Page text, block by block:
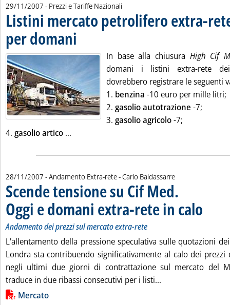
29/11/2007 - Prezzi e Tariffe Nazionali
Listini mercato petrolifero extra-
per domani
. Pubblicata giovedì 29 novembre 2007 alle 9.26.In base alla chiusura High Cif
domani i listini extra-rete
dovrebbero registrare le seguenti
1. benzina -10 euro per mille litri;
2. gasolio autotrazione -7;
3. gasolio agricolo-7;
4. gasolio artico ...
28/11/2007 - Andamento Extra-rete -di:
Carlo Baldassarre
Scende tensione su Cif Med.
Oggi e domani extra-rete in calo
Andamento dei prezzi sul mercato extra-rete
L'allentamento della pressione speculativa sulle quotazioni
Londra sta contribuendo significativamente al calo dei
negli ultimi due giorni di contrattazione sul mercato del
traduce in due ribassi consecutivi per i listi...
Lista allegati PDF alla notizia
Mercato